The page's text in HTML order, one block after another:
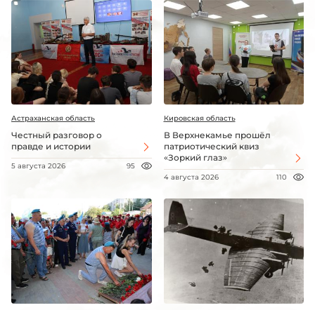
Астраханская область
Честный разговор о
правде и истории
5 августа 2026 95
Кировская область
В Верхнекамье прошёл
патриотический квиз
«Зоркий глаз»
4 августа 2026 110